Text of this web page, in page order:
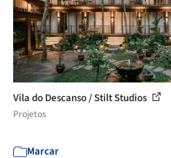
Vila do Descanso / Stilt Studios
Projetos
Marcar